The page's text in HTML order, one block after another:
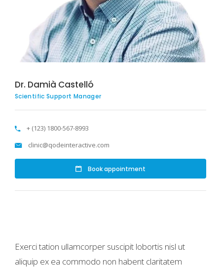
Dr. Damià Castelló
Scientific Support Manager
+ (123) 1800-567-8993
clinic@qodeinteractive.com
Book appointment
Exerci tation ullamcorper suscipit lobortis nisl ut
aliquip ex ea commodo non habent claritatem